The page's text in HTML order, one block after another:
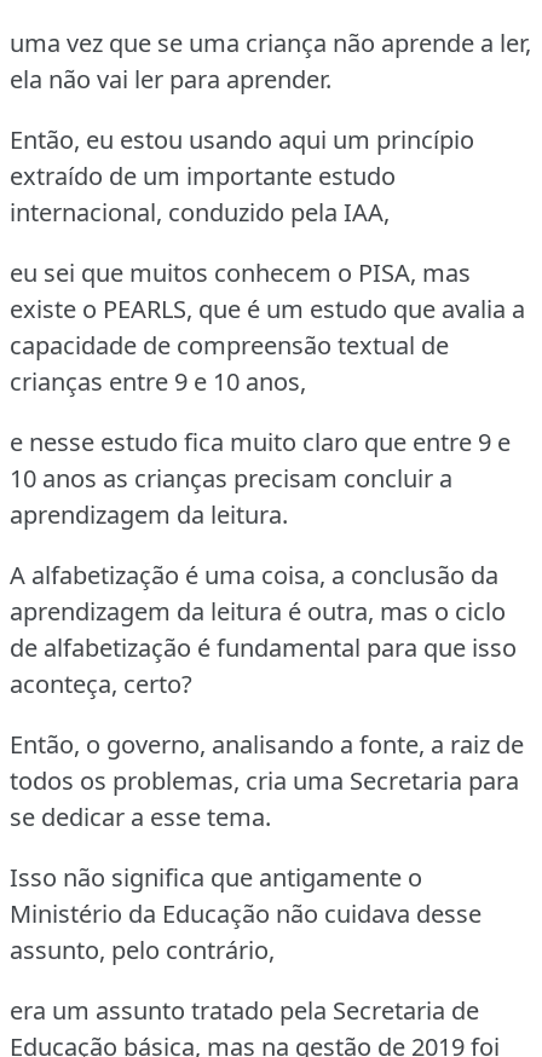
uma vez que se uma criança não aprende a ler,
ela não vai ler para aprender.
Então, eu estou usando aqui um princípio
extraído de um importante estudo
internacional, conduzido pela IAA,
eu sei que muitos conhecem o PISA, mas
existe o PEARLS, que é um estudo que avalia a
capacidade de compreensão textual de
crianças entre 9 e 10 anos,
e nesse estudo fica muito claro que entre 9 e
10 anos as crianças precisam concluir a
aprendizagem da leitura.
A alfabetização é uma coisa, a conclusão da
aprendizagem da leitura é outra, mas o ciclo
de alfabetização é fundamental para que isso
aconteça, certo?
Então, o governo, analisando a fonte, a raiz de
todos os problemas, cria uma Secretaria para
se dedicar a esse tema.
Isso não significa que antigamente o
Ministério da Educação não cuidava desse
assunto, pelo contrário,
era um assunto tratado pela Secretaria de
Educação básica, mas na gestão de 2019 foi